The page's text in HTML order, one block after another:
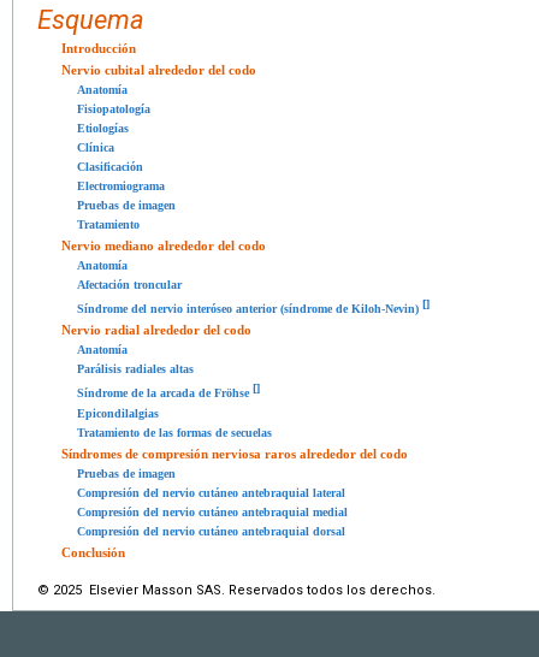
Esquema
Introducción
Nervio cubital alrededor del codo
Anatomía
Fisiopatología
Etiologías
Clínica
Clasificación
Electromiograma
Pruebas de imagen
Tratamiento
Nervio mediano alrededor del codo
Anatomía
Afectación troncular
Síndrome del nervio interóseo anterior (síndrome de Kiloh-Nevin) []
Nervio radial alrededor del codo
Anatomía
Parálisis radiales altas
Síndrome de la arcada de Fröhse[]
Epicondilalgias
Tratamiento de las formas de secuelas
Síndromes de compresión nerviosa raros alrededor del codo
Pruebas de imagen
Compresión del nervio cutáneo antebraquial lateral
Compresión del nervio cutáneo antebraquial medial
Compresión del nervio cutáneo antebraquial dorsal
Conclusión
© 2025 Elsevier Masson SAS. Reservados todos los derechos.